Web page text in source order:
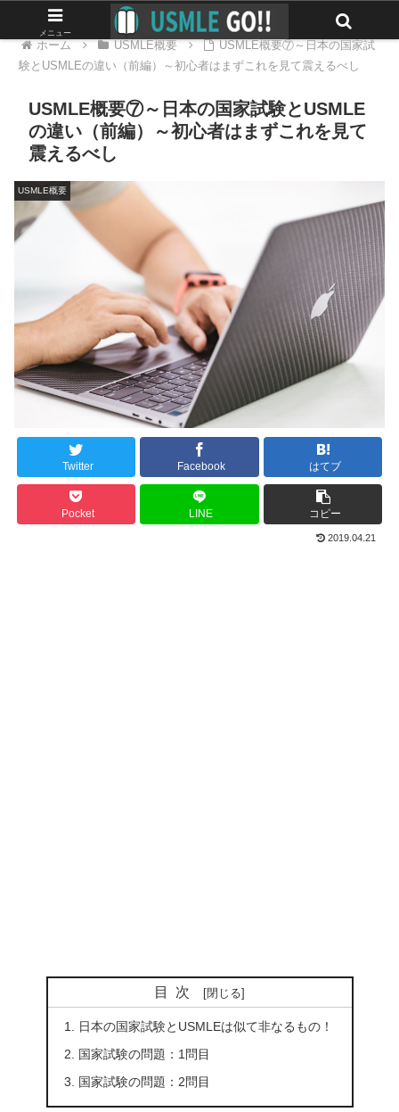
ホーム USMLE概要
USMLE概要⑦～日本の国家試
験とUSMLEの違い（前編）～初心者はまずこれを見て震えるべし
USMLE概要⑦～日本の国家試験とUSMLE
の違い（前編）～初心者はまずこれを見て
震えるべし
USMLE概要
Twitter Facebook はてブ
Pocket LINE コピー
2019.04.21
目次
日本の国家試験とUSMLEは似て非なるもの！
国家試験の問題：1問目
国家試験の問題：2問目
メニュー